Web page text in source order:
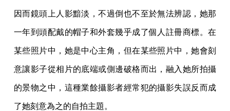
因而鏡頭上人影黯淡，不過倒也不至於無法辨認，她那
一年到頭配戴的帽子和外套幾乎成了個人註冊商標。在
某些照片中，她是中心主角，但在某些照片中，她會刻
意讓影子從相片的底端或側邊破格而出，融入她所拍攝
的景物之中，這種業餘攝影者經常犯的攝影失誤反而成
了她刻意為之的自拍主題。